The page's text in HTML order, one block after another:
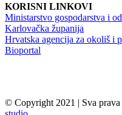
KORISNI LINKOVI
Ministarstvo gospodarstva i
Karlovačka županija
Hrvatska agencija za okoliš i
Bioportal
© Copyright 2021 | Sva